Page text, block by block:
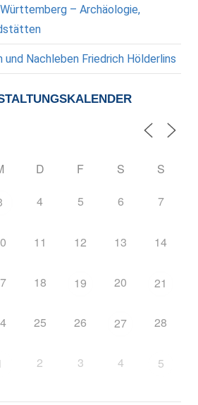
– Archäologie,
Nachleben Friedrich Hölderlins
D F S S
4 5 6 7
11 12 13 14
18 19 20 21
25 26 27 28
2 3 4 5